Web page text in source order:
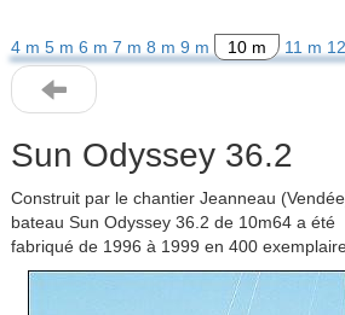
4 m 5 m 6 m 7 m 8 m 9 m 10 m 11 m
Sun Odyssey 36.2
Construit par le chantier Jeanneau
bateau Sun Odyssey 36.2 de 10m64 a été
fabriqué de 1996 à 1999 en 400